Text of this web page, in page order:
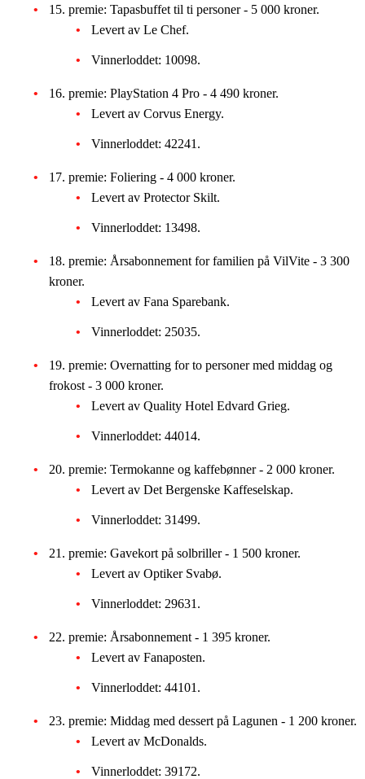
15. premie: Tapasbuffet til ti personer - 5 000 kroner.
Levert av Le Chef.
Vinnerloddet: 10098.
16. premie: PlayStation 4 Pro - 4 490 kroner.
Levert av Corvus Energy.
Vinnerloddet: 42241.
17. premie: Foliering - 4 000 kroner.
Levert av Protector Skilt.
Vinnerloddet: 13498.
18. premie: Årsabonnement for familien på VilVite - 3 300
kroner.
Levert av Fana Sparebank.
Vinnerloddet: 25035.
19. premie: Overnatting for to personer med middag og
frokost - 3 000 kroner.
Levert av Quality Hotel Edvard Grieg.
Vinnerloddet: 44014.
20. premie: Termokanne og kaffebønner - 2 000 kroner.
Levert av Det Bergenske Kaffeselskap.
Vinnerloddet: 31499.
21. premie: Gavekort på solbriller - 1 500 kroner.
Levert av Optiker Svabø.
Vinnerloddet: 29631.
22. premie: Årsabonnement - 1 395 kroner.
Levert av Fanaposten.
Vinnerloddet: 44101.
23. premie: Middag med dessert på Lagunen - 1 200 kroner.
Levert av McDonalds.
Vinnerloddet: 39172.